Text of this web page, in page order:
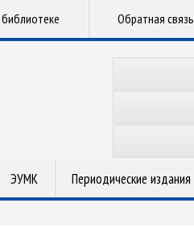
Обратная связь
ЭУМК Периодические издания